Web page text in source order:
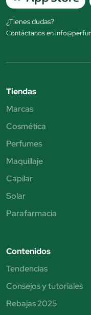
¿Tienes dudas?
Contáctanos en
Tiendas
Marcas
Cosmética
Perfumes
Maquillaje
Capilar
Solar
Parafarmacia
Contenidos
Tendencias
Consejos y tutoriales
Rebajas 2025